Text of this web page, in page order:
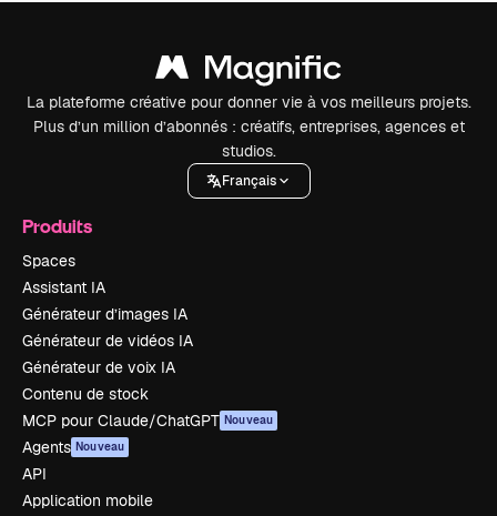
La plateforme créative pour donner vie à vos meilleurs projets.
Plus d’un million d’abonnés : créatifs, entreprises, agences et
studios.
Français
Produits
Spaces
Assistant IA
Générateur d’images IA
Générateur de vidéos IA
Générateur de voix IA
Contenu de stock
MCP pour Claude/ChatGPT Nouveau
Agents Nouveau
API
Application mobile